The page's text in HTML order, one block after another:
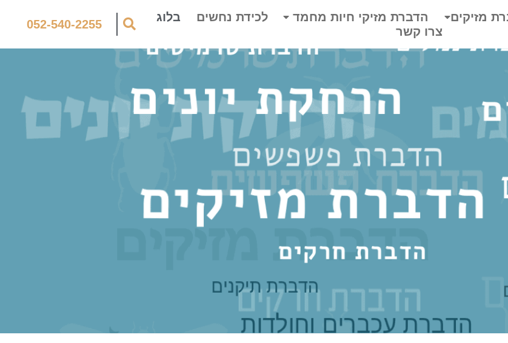
מזיקים הדברת מזיקי חיות מחמד לכידת נחשים
בלוג
צרו קשר
052-540-2255